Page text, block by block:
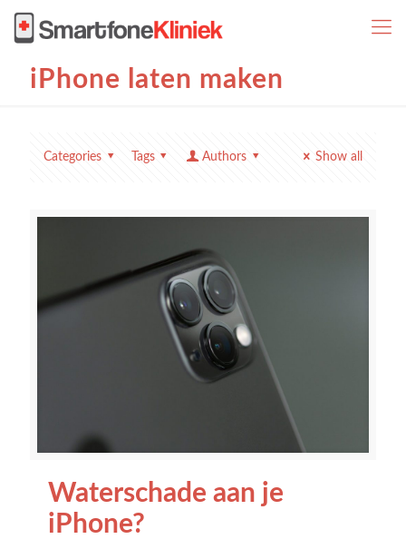
iPhone laten maken
Categories Tags Authors Show all
Waterschade aan je
iPhone?